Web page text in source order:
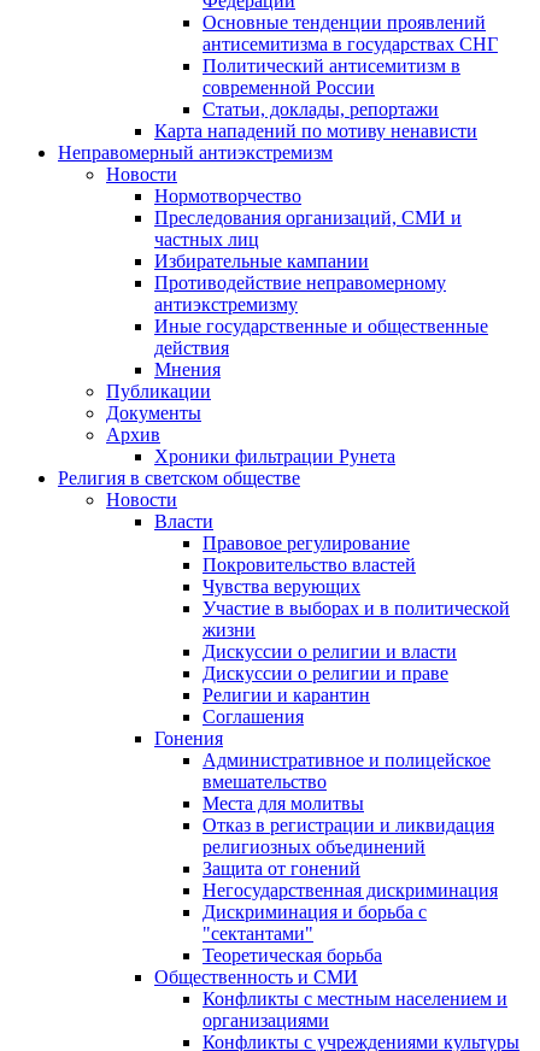
Основные тенденции проявлений
антисемитизма в государствах СНГ
Политический антисемитизм в
современной России
Статьи, доклады, репортажи
Карта нападений по мотиву ненависти
Неправомерный антиэкстремизм
Новости
Нормотворчество
Преследования организаций, СМИ и
частных лиц
Избирательные кампании
Противодействие неправомерному
антиэкстремизму
Иные государственные и общественные
действия
Мнения
Публикации
Документы
Архив
Хроники фильтрации Рунета
Религия в светском обществе
Новости
Власти
Правовое регулирование
Покровительство властей
Чувства верующих
Участие в выборах и в политической
жизни
Дискуссии о религии и власти
Дискуссии о религии и праве
Религии и карантин
Соглашения
Гонения
Административное и полицейское
вмешательство
Места для молитвы
Отказ в регистрации и ликвидация
религиозных объединений
Защита от гонений
Негосударственная дискриминация
Дискриминация и борьба с
"сектантами"
Теоретическая борьба
Общественность и СМИ
Конфликты с местным населением и
организациями
Конфликты с учреждениями культуры